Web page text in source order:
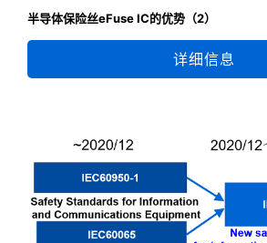
半导体保险丝eFuse IC的优势（2）
详细信息